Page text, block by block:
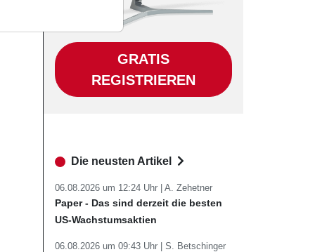
GRATIS
REGISTRIEREN
Die neusten Artikel
06.08.2026 um 12:24 Uhr | A. Zehetner
Paper - Das sind derzeit die besten
US-Wachstumsaktien
06.08.2026 um 09:43 Uhr | S. Betschinger